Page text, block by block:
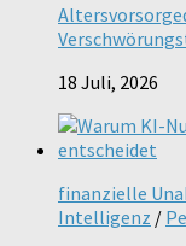
18 Juli, 2026
finanzielle
Intelligenz /